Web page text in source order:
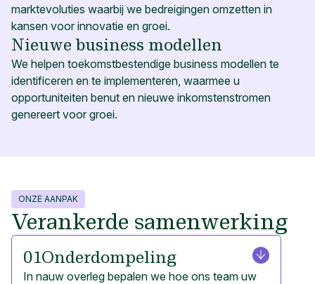
marktevoluties waarbij we bedreigingen omzetten in
kansen voor innovatie en groei.
Nieuwe business modellen
We helpen toekomstbestendige business modellen te
identificeren en te implementeren, waarmee u
opportuniteiten benut en nieuwe inkomstenstromen
genereert voor groei.
ONZE AANPAK
Verankerde samenwerking
01Onderdompeling
In nauw overleg bepalen we hoe ons team uw